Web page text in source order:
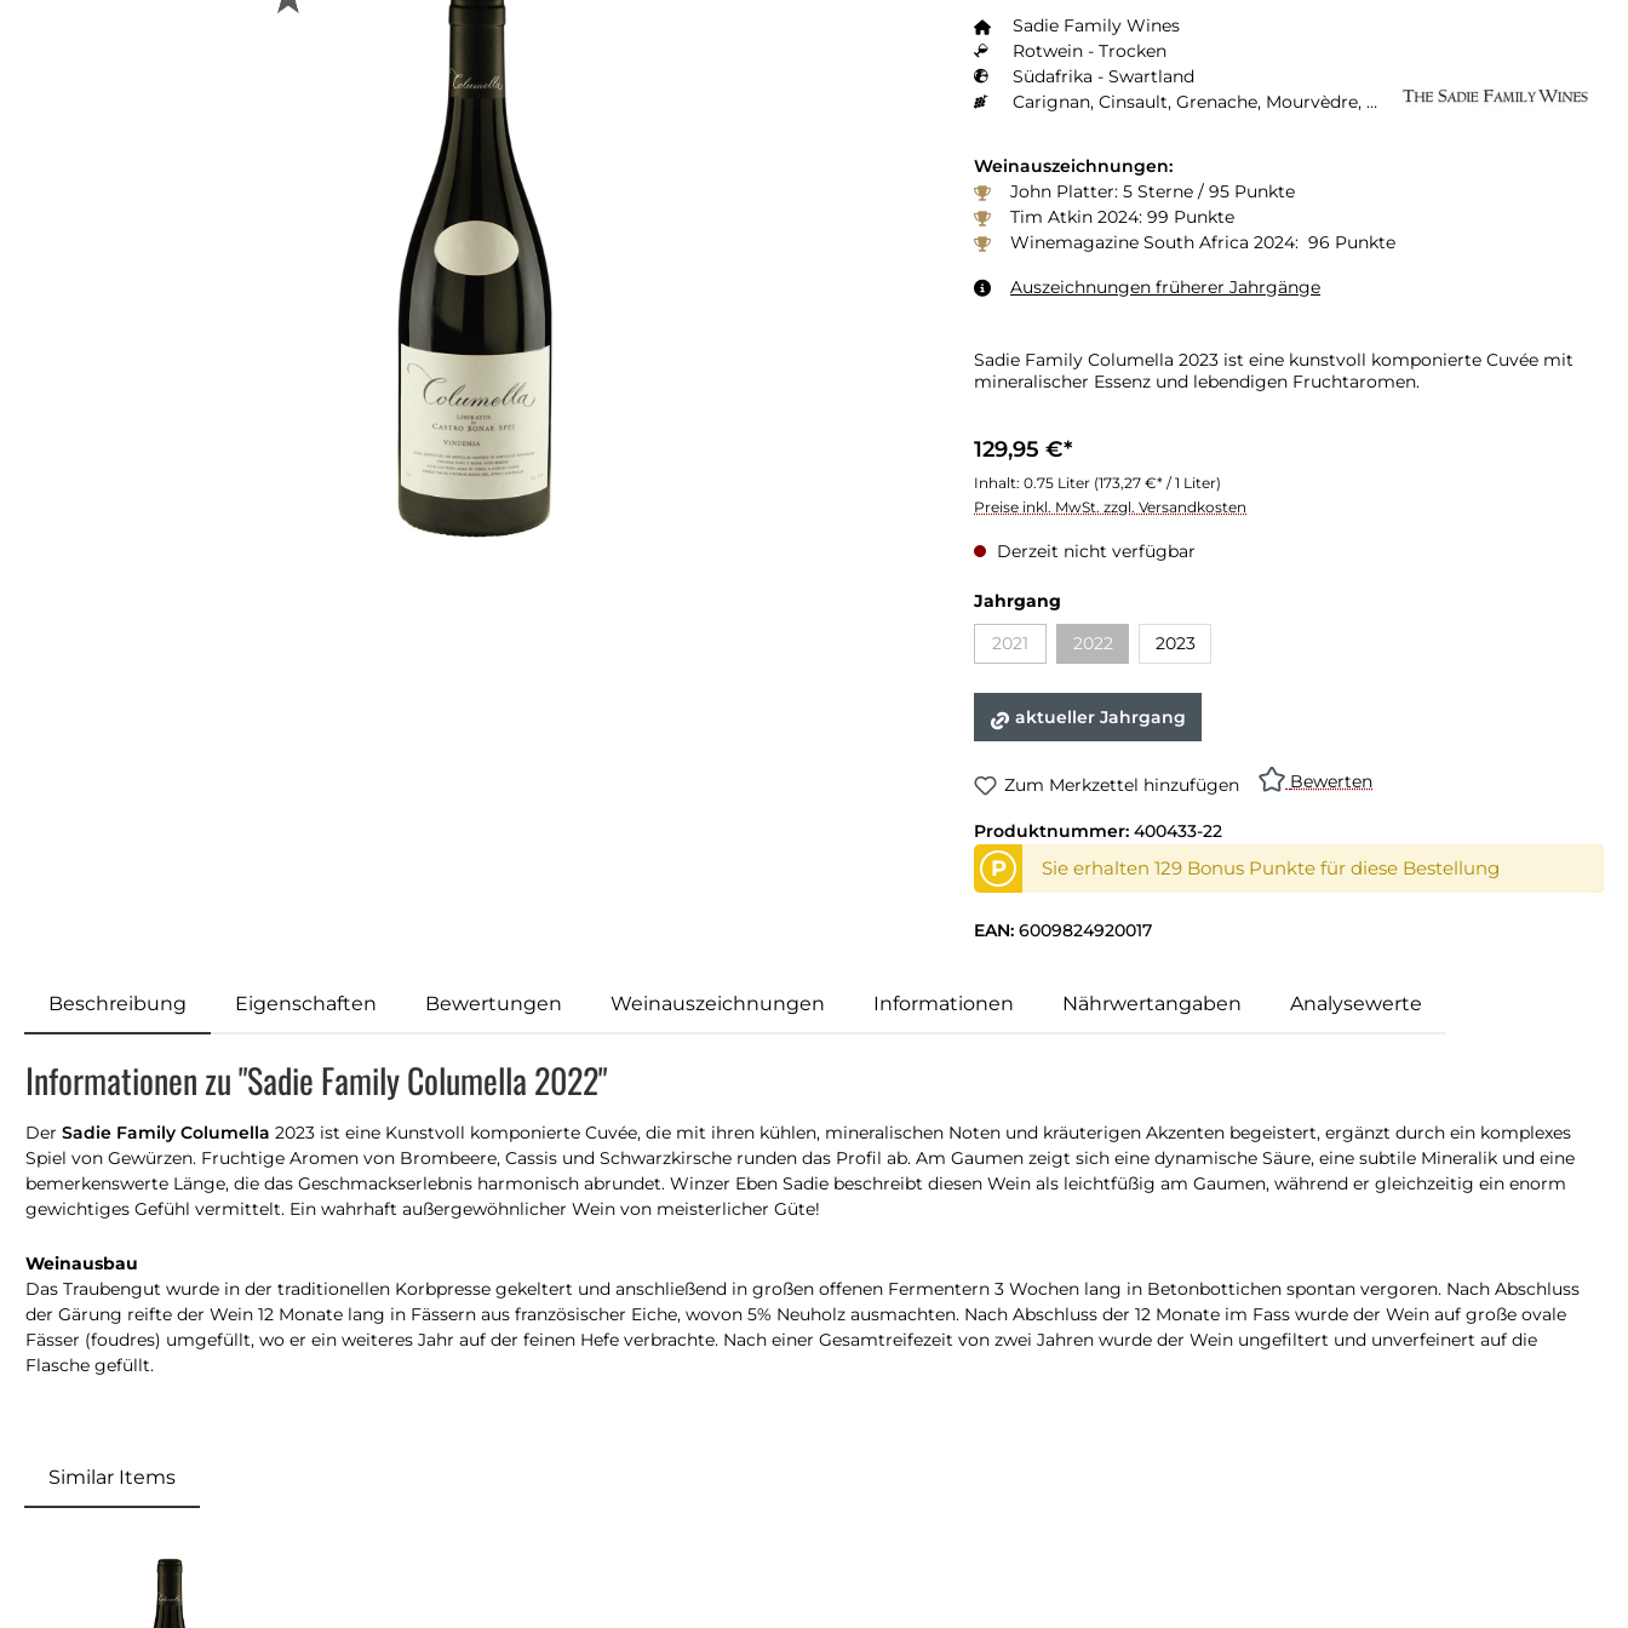
Sadie Family Wines
Rotwein - Trocken
Südafrika - Swartland
Carignan, Cinsault, Grenache, Mourvèdre, Shiraz/Syrah, Tinta Barroca
Weinauszeichnungen:
John Platter: 5 Sterne / 95 Punkte
Tim Atkin 2024: 99 Punkte
Winemagazine South Africa 2024: 96 Punkte
Auszeichnungen früherer Jahrgänge
Sadie Family Columella 2023 ist eine kunstvoll komponierte Cuvée mit
mineralischer Essenz und lebendigen Fruchtaromen.
129,95 €*
Inhalt: 0.75 Liter (173,27 €* / 1 Liter)
Preise inkl. MwSt. zzgl. Versandkosten
Derzeit nicht verfügbar
Jahrgang
2021(Diese Option ist zurzeit nicht verfügbar.)
2022(Diese Option ist zurzeit nicht verfügbar.)
2023
aktueller Jahrgang
Zum Merkzettel hinzufügen Bewerten
Produktnummer: 400433-22
P Sie erhalten 129 Bonus Punkte für diese Bestellung
EAN: 6009824920017
Beschreibung Eigenschaften Bewertungen Weinauszeichnungen Informationen Nährwertangaben Analysewerte
Informationen zu "Sadie Family Columella 2022"
Der Sadie Family Columella 2023 ist eine Kunstvoll komponierte Cuvée, die mit ihren kühlen, mineralischen Noten und kräuterigen Akzenten begeistert, ergänzt durch ein komplexes
Spiel von Gewürzen. Fruchtige Aromen von Brombeere, Cassis und Schwarzkirsche runden das Profil ab. Am Gaumen zeigt sich eine dynamische Säure, eine subtile Mineralik und eine
bemerkenswerte Länge, die das Geschmackserlebnis harmonisch abrundet. Winzer Eben Sadie beschreibt diesen Wein als leichtfüßig am Gaumen, während er gleichzeitig ein enorm
gewichtiges Gefühl vermittelt. Ein wahrhaft außergewöhnlicher Wein von meisterlicher Güte!
Weinausbau
Das Traubengut wurde in der traditionellen Korbpresse gekeltert und anschließend in großen offenen Fermentern 3 Wochen lang in Betonbottichen spontan vergoren. Nach Abschluss
der Gärung reifte der Wein 12 Monate lang in Fässern aus französischer Eiche, wovon 5% Neuholz ausmachten. Nach Abschluss der 12 Monate im Fass wurde der Wein auf große ovale
Fässer (foudres) umgefüllt, wo er ein weiteres Jahr auf der feinen Hefe verbrachte. Nach einer Gesamtreifezeit von zwei Jahren wurde der Wein ungefiltert und unverfeinert auf die
Flasche gefüllt.
Similar Items